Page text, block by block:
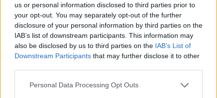
us or personal information disclosed to third parties prior to
your opt-out. You may separately opt-out of the further
disclosure of your personal information by third parties on the
IAB’s list of downstream participants. This information may
also be disclosed by us to third parties on the IAB’s List of
Downstream Participants that may further disclose it to other
Personal Data Processing Opt Outs
França volta a evacuar milhares de
pessoas devido a incêndio de grandes
dimensões na Gironda